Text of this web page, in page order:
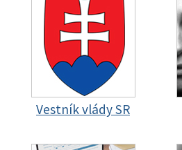
Vestník vlády SR